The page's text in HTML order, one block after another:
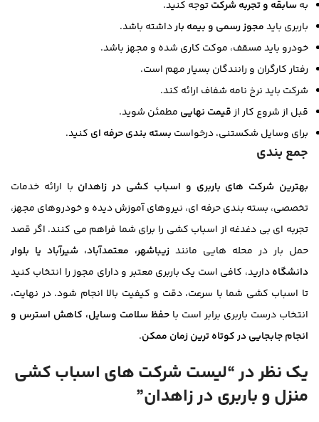
به سابقه و تجربه شرکتتوجه کنید.
باربری بایدمجوز رسمی و بیمه بارداشته باشد.
خودرو باید مسقف، موکت کاری شده و مجهز باشد.
رفتار کارگران و رانندگان بسیار مهم است.
شرکت باید نرخ نامه شفاف ارائه کند.
قبل از شروع کار ازقیمت نهایی مطمئن شوید.
برای وسایل شکستنی، درخواست بسته بندی حرفه ای کنید.
جمع بندی
بهترین شرکت های باربری و اسباب کشی در زاهدان با ارائه خدمات
تخصصی، بسته بندی حرفه ای، نیروهای آموزش دیده و خودروهای مجهز،
تجربه ای بی دغدغه از اسباب کشی را برای شما فراهم می کنند. اگر قصد
حمل بار در محله هایی مانند زیباشهر، معتمدآباد، شیرآباد یا بلوار
دانشگاهدارید، کافی است یک باربری معتبر و دارای مجوز را انتخاب کنید
تا اسباب کشی شما با سرعت، دقت و کیفیت بالا انجام شود. در نهایت،
انتخاب درست باربری برابر است با حفظ سلامت وسایل، کاهش استرس و
انجام جابجایی در کوتاه ترین زمان ممکن.
یک نظر در “لیست شرکت های اسباب کشی
منزل و باربری در زاهدان”